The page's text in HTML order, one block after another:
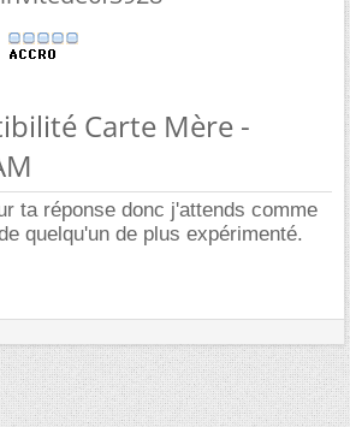
Carte Mère -
ta réponse donc j'attends comme
quelqu'un de plus expérimenté.